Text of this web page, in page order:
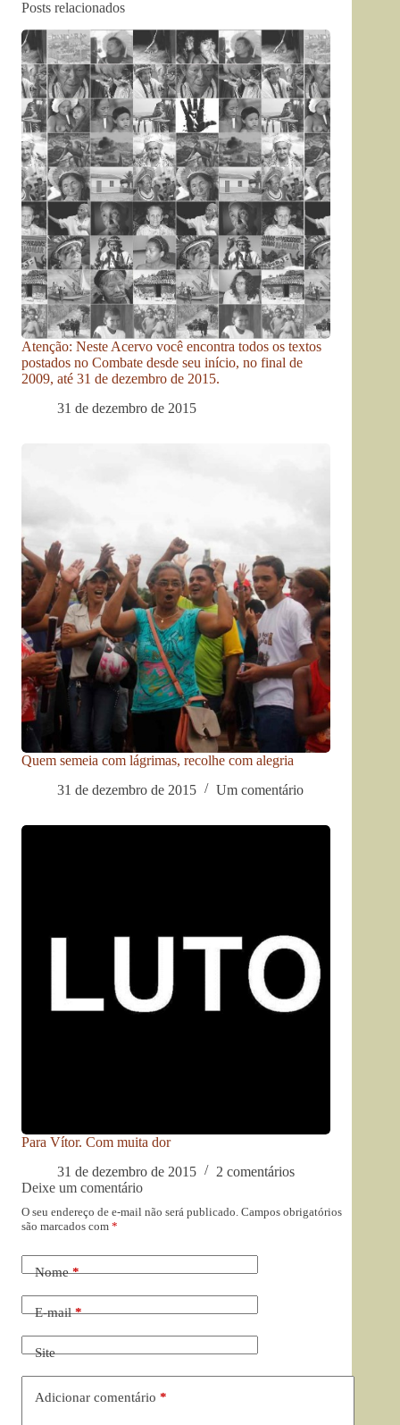
Posts relacionados
Atenção: Neste Acervo você encontra todos os textos
postados no Combate desde seu início, no final de
2009, até 31 de dezembro de 2015.
31 de dezembro de 2015
Quem semeia com lágrimas, recolhe com alegria
31 de dezembro de 2015
Um comentário
Para Vítor. Com muita dor
31 de dezembro de 2015
2 comentários
Deixe um comentário
O seu endereço de e-mail não será publicado. Campos obrigatórios
são marcados com *
Nome*
E-mail*
Site
Adicionar comentário *